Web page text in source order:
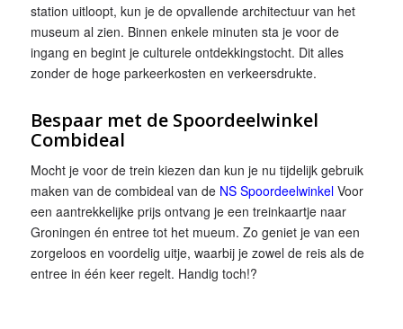
station uitloopt, kun je de opvallende architectuur van het
museum al zien. Binnen enkele minuten sta je voor de
ingang en begint je culturele ontdekkingstocht. Dit alles
zonder de hoge parkeerkosten en verkeersdrukte.
Bespaar met de Spoordeelwinkel
Combideal
Mocht je voor de trein kiezen dan kun je nu tijdelijk gebruik
maken van de combideal van de NS SpoordeelwinkelVoor
een aantrekkelijke prijs ontvang je een treinkaartje naar
Groningen én entree tot het mueum. Zo geniet je van een
zorgeloos en voordelig uitje, waarbij je zowel de reis als de
entree in één keer regelt. Handig toch!?